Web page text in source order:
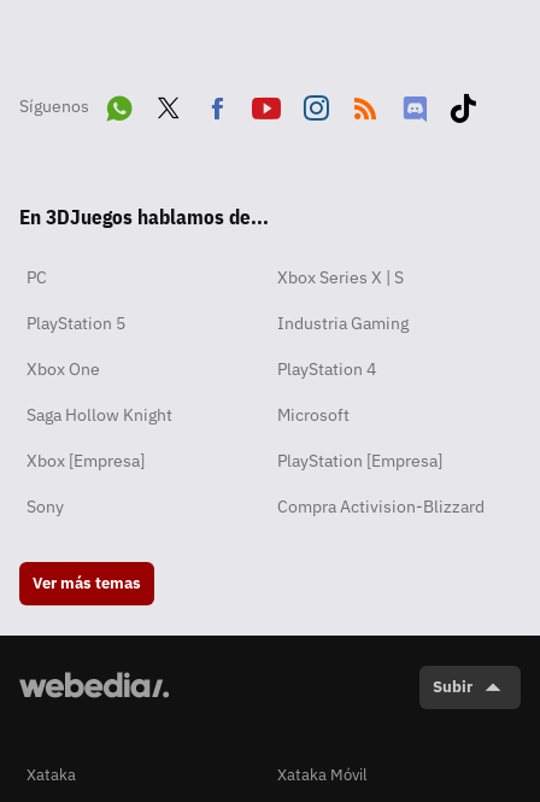
Síguenos
pp
ok
En 3DJuegos hablamos de...
PC Xbox Series X | S
PlayStation 5 Industria Gaming
Xbox One PlayStation 4
Saga Hollow Knight Microsoft
Xbox [Empresa] PlayStation [Empresa]
Sony Compra Activision-Blizzard
Ver más temas
Subir
Xataka Xataka Móvil